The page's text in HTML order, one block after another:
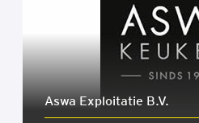
Aswa Exploi­ta­tie B.V.